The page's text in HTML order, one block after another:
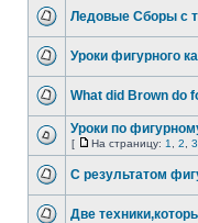
Ледовые Сборы с
Уроки фигурного
What did Brown do
Уроки по
[ На страницу: 1 2 3
С результатом
Две